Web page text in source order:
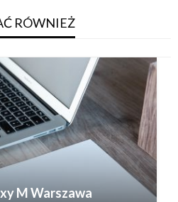
RÓWNIEŻ
M Warszawa